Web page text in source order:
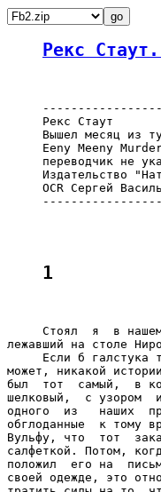
Рекс
     Рекс Стаут
Вышел месяц из
Eeny Meeny
переводчик не
Издательство
OCR Сергей
1